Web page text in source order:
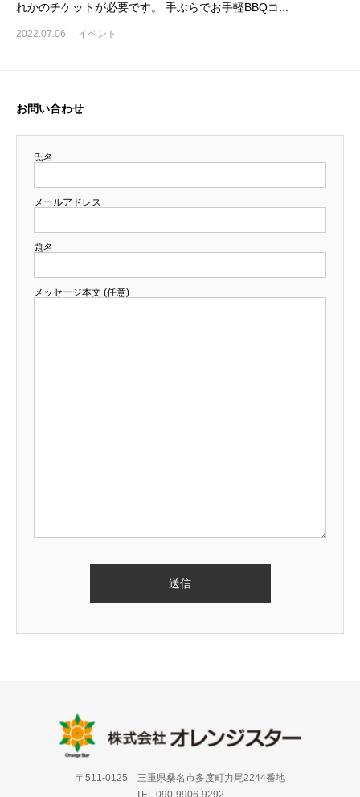
れかのチケットが必要です。 手ぶらでお手軽BBQコ...
2022.07.06 イベント
お問い合わせ
氏名
メールアドレス
題名
メッセージ本文 (任意)
〒511-0125 三重県桑名市多度町力尾2244番地